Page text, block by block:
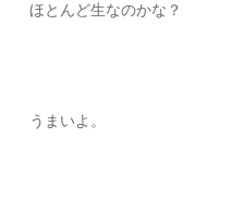
ほとんど生なのかな？
うまいよ。